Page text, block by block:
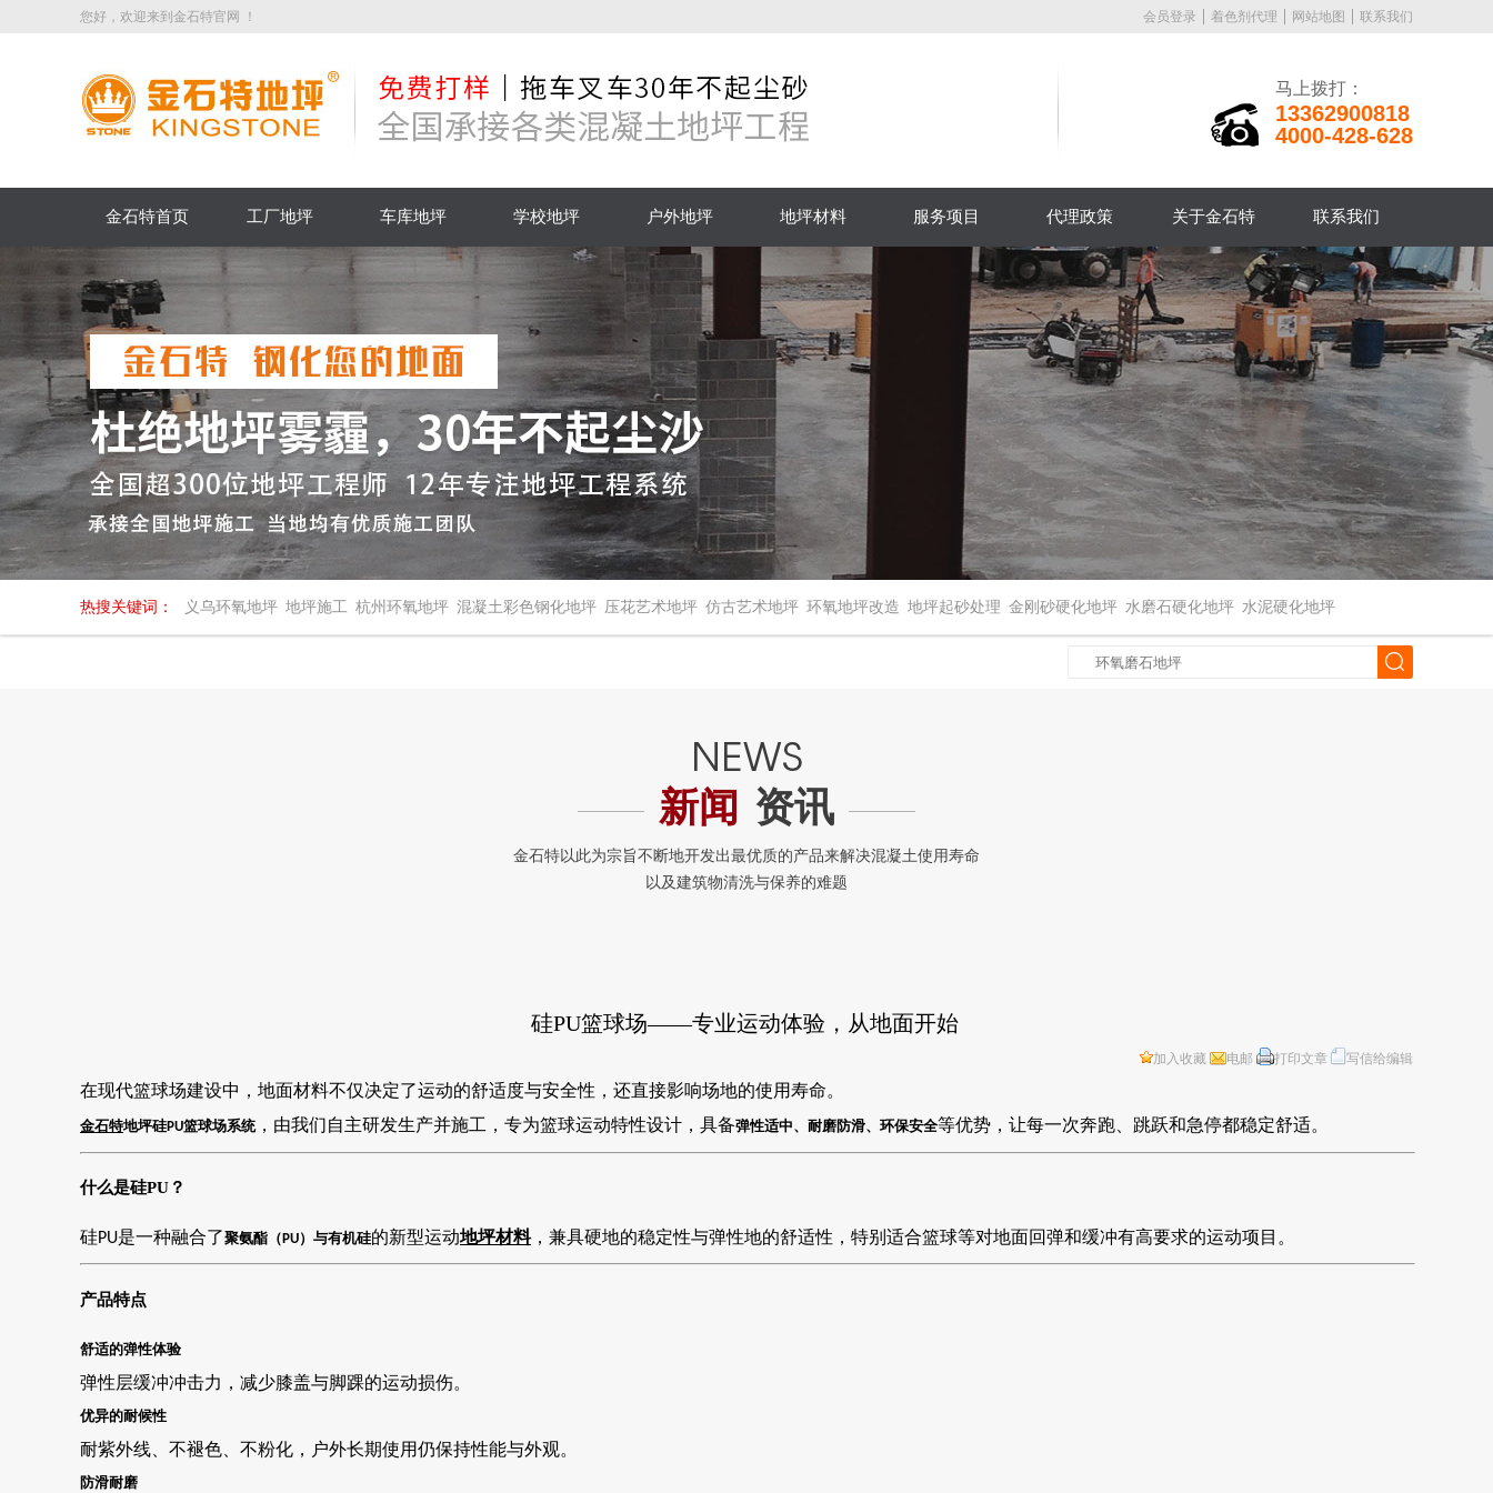
您好，欢迎来到金石特官网 ！ 会员登录 着色剂代理 网站地图 联系我们
马上拨打：
13362900818
4000-428-628
金石特首页 工厂地坪 车库地坪 学校地坪 户外地坪 地坪材料 服务项目 代理政策 关于金石特 联系我们
热搜关键词： 义乌环氧地坪 地坪施工 杭州环氧地坪 混凝土彩色钢化地坪 压花艺术地坪 仿古艺术地坪 环氧地坪改造 地坪起砂处理 金刚砂硬化地坪 水磨石硬化地坪 水泥硬化地坪
新闻 资讯
硅PU篮球场——专业运动体验，从地面开始
加入收藏 电邮 打印文章 写信给编辑
在现代篮球场建设中，地面材料不仅决定了运动的舒适度与安全性，还直接影响场地的使用寿命。
金石特地坪硅PU篮球场系统，由我们自主研发生产并施工，专为篮球运动特性设计，具备弹性适中、耐磨防滑、环保安全等优势，让每一次奔跑、跳跃和急停都稳定舒适。
什么是硅PU？
硅PU是一种融合了聚氨酯（ PU）与有机硅的新型运动地坪材料，兼具硬地的稳定性与弹性地的舒适性，特别适合篮球等对地面回弹和缓冲有高要求的运动项目。
产品特点
舒适的弹性体验
弹性层缓冲冲击力，减少膝盖与脚踝的运动损伤。
优异的耐候性
耐紫外线、不褪色、不粉化，户外长期使用仍保持性能与外观。
防滑耐磨